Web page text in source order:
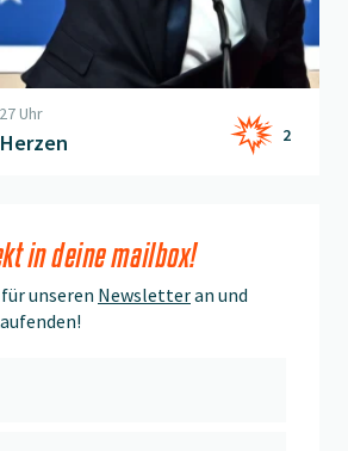
Uhr
2
in deine mailbox!
unseren Newsletteran und